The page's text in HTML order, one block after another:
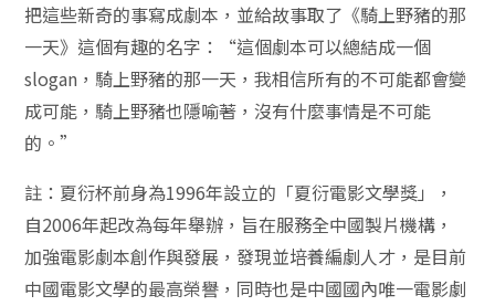
把這些新奇的事寫成劇本，並給故事取了《騎上野豬的那
一天》這個有趣的名字：“這個劇本可以總結成一個
slogan，騎上野豬的那一天，我相信所有的不可能都會變
成可能，騎上野豬也隱喻著，沒有什麼事情是不可能
的。”
註：夏衍杯前身為1996年設立的「夏衍電影文學獎」，
自2006年起改為每年舉辦，旨在服務全中國製片機構，
加強電影劇本創作與發展，發現並培養編劇人才，是目前
中國電影文學的最高榮譽，同時也是中國國內唯一電影劇